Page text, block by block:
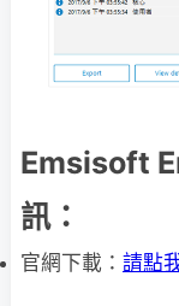
Emsisoft
訊：
官網下載： 請點